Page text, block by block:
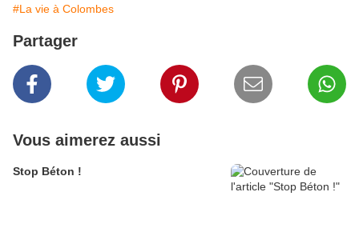
#La vie à Colombes
Partager
Vous aimerez aussi
Stop Béton !